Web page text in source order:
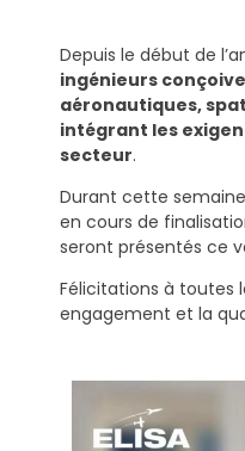
Depuis le début de
ingénieurs
aéronautiques,
intégrant les
secteur.
Durant cette
en cours de
seront présentés ce
Félicitations à toutes
engagement et la